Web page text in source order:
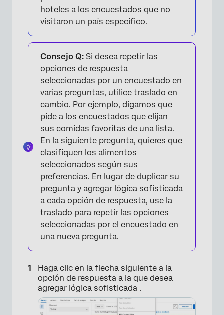
hoteles a los encuestados que no
visitaron un país específico.
Consejo Q: Si desea repetir las
opciones de respuesta
seleccionadas por un encuestado en
varias preguntas, utilice traslado en
cambio. Por ejemplo, digamos que
pide a los encuestados que elijan
sus comidas favoritas de una lista.
En la siguiente pregunta, quieres que
clasifiquen los alimentos
seleccionados según sus
preferencias. En lugar de duplicar su
pregunta y agregar lógica sofisticada
a cada opción de respuesta, use la
traslado para repetir las opciones
seleccionadas por el encuestado en
una nueva pregunta.
Haga clic en la flecha siguiente a la
opción de respuesta a la que desea
agregar lógica sofisticada .